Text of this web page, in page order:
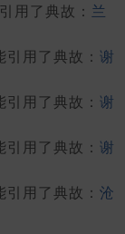
用了典故： 兰
用了典故： 谢
用了典故： 谢
用了典故： 谢
用了典故： 沧